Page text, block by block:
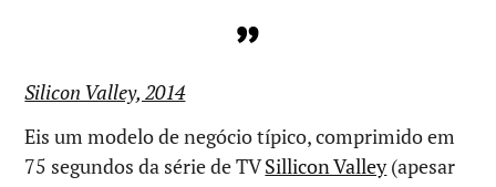
Silicon Valley, 2014
Eis um modelo de negócio típico, comprimido em
75 segundos da série de TVSillicon Valley(apesar